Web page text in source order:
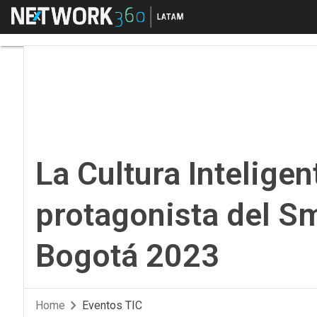
Menú
La Cultura
protagonista del
Bogotá 2023
Home Eventos TIC